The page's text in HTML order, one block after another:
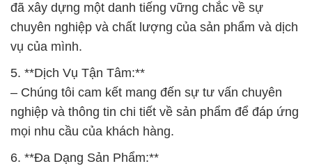
đã xây dựng một danh tiếng vững chắc về sự
chuyên nghiệp và chất lượng của sản phẩm và dịch
vụ của mình.
5. **Dịch Vụ Tận Tâm:**
– Chúng tôi cam kết mang đến sự tư vấn chuyên
nghiệp và thông tin chi tiết về sản phẩm để đáp ứng
mọi nhu cầu của khách hàng.
6. **Đa Dạng Sản Phẩm:**